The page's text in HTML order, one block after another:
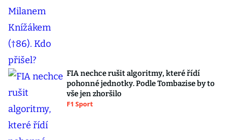
FIA nechce rušit algoritmy, které řídí
pohonné jednotky. Podle Tombazise by to
vše jen zhoršilo
F1 Sport